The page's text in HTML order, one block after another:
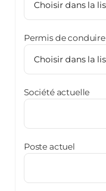
Permis de conduire
Société actuelle
Poste actuel